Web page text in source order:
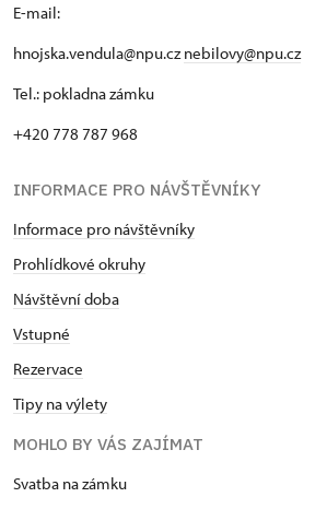
E-mail:
hnojska.vendula@npu.cz nebilovy@npu.cz
Tel.: pokladna zámku
+420 778 787 968
INFORMACE PRO NÁVŠTĚVNÍKY
Informace pro návštěvníky
Prohlídkové okruhy
Návštěvní doba
Vstupné
Rezervace
Tipy na výlety
MOHLO BY VÁS ZAJÍMAT
Svatba na zámku